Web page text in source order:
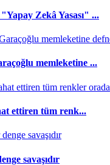
Zekâ Yasası" ...
memleketine ...
ettiren tüm renk...
savaşıdır